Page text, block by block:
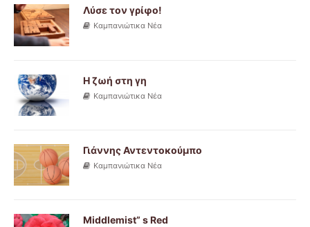
Λύσε τον γρίφο!
Καμπανιώτικα Νέα
Η ζωή στη γη
Καμπανιώτικα Νέα
Γιάννης Αντεντοκούμπο
Καμπανιώτικα Νέα
Middlemist” s Red